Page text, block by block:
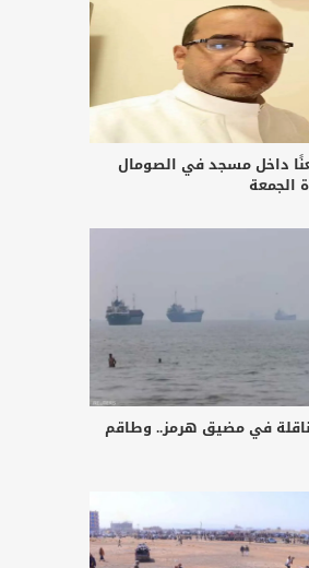
داخل مسجد في الصومال
الجمعة
ناقلة في مضيق هرمز.. وطاقم